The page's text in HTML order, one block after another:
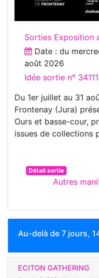
Sorties Exposition
Date : du
août 2026
Idée sortie n°
Du 1er juillet au 31
Frontenay (Jura)
Ours et basse-cour,
issues de collections
Détail sortie
Autres
Au-delà de 7 jours,
ECITON GATHERING